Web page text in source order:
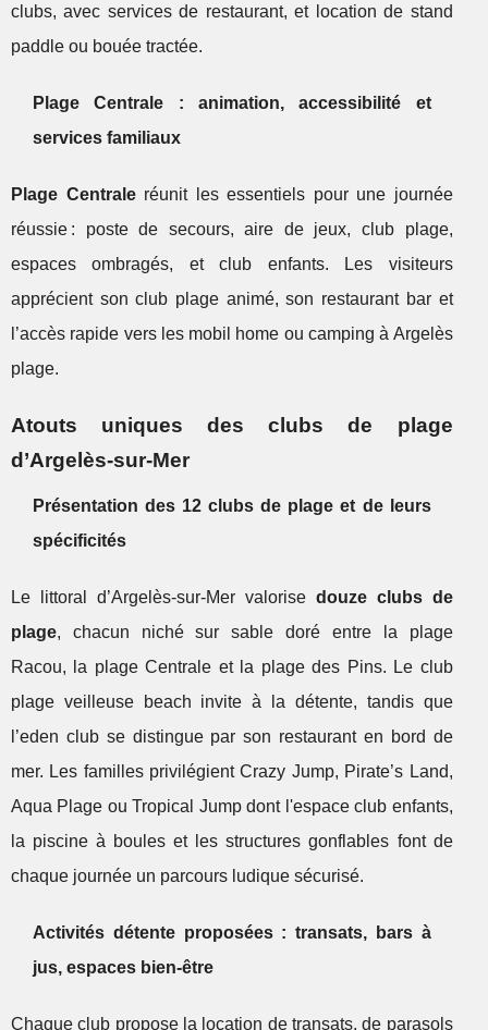
clubs, avec services de restaurant, et location de stand
paddle ou bouée tractée.
Plage Centrale : animation, accessibilité et
services familiaux
Plage Centraleréunit les essentiels pour une journée
réussie : poste de secours, aire de jeux, club plage,
espaces ombragés, et club enfants. Les visiteurs
apprécient son club plage animé, son restaurant bar et
l’accès rapide vers les mobil home ou camping à Argelès
plage.
Atouts uniques des clubs de plage
d’Argelès-sur-Mer
Présentation des 12 clubs de plage et de leurs
spécificités
Le littoral d’Argelès-sur-Mer valorise douze clubs de
plage, chacun niché sur sable doré entre la plage
Racou, la plage Centrale et la plage des Pins. Le club
plage veilleuse beach invite à la détente, tandis que
l’eden club se distingue par son restaurant en bord de
mer. Les familles privilégient Crazy Jump, Pirate’s Land,
Aqua Plage ou Tropical Jump dont l'espace club enfants,
la piscine à boules et les structures gonflables font de
chaque journée un parcours ludique sécurisé.
Activités détente proposées : transats, bars à
jus, espaces bien-être
Chaque club propose la location de transats, de parasols